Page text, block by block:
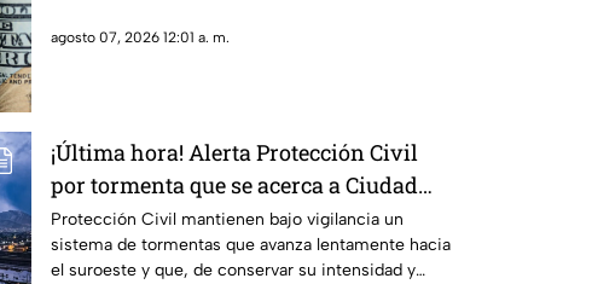
agosto 07, 2026 12:01 a. m.
¡Última hora! Alerta Protección Civil
por tormenta que se acerca a Ciudad
Juárez y El Paso: piden extremar
precauciones
Protección Civil mantienen bajo vigilancia un
sistema de tormentas que avanza lentamente hacia
el suroeste y que, de conservar su intensidad y